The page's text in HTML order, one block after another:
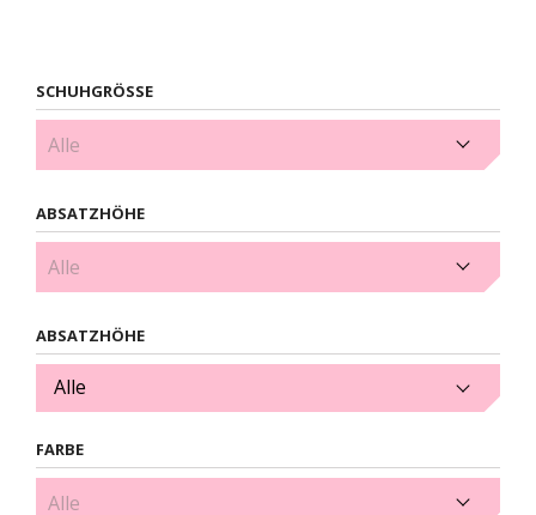
SCHUHGRÖSSE
Damen Sandalen Größe 30 (8)
ABSATZHÖHE
1,5 cm (4)
ABSATZHÖHE
Alle
FARBE
Beige (5)